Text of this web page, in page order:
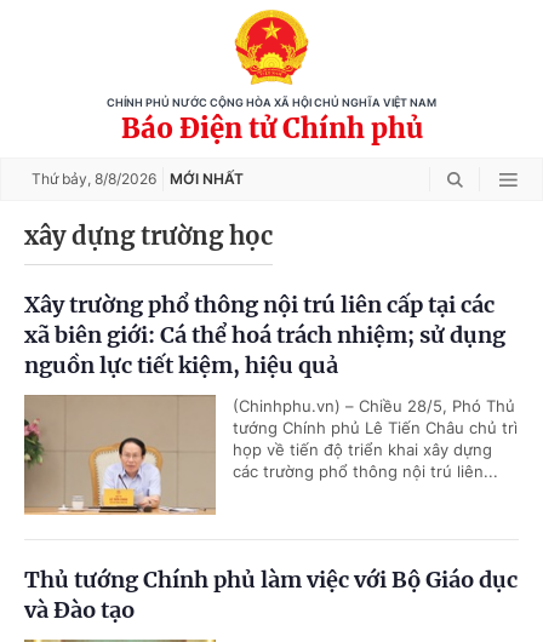
CHÍNH PHỦ NƯỚC CỘNG HÒA XÃ HỘI CHỦ NGHĨA VIỆT NAM
Báo Điện tử Chính phủ
Thứ bảy, 8/8/2026 MỚI NHẤT
xây dựng trường học
Xây trường phổ thông nội trú liên cấp tại các
xã biên giới: Cá thể hoá trách nhiệm; sử dụng
nguồn lực tiết kiệm, hiệu quả
(Chinhphu.vn) – Chiều 28/5, Phó Thủ
tướng Chính phủ Lê Tiến Châu chủ trì
họp về tiến độ triển khai xây dựng
các trường phổ thông nội trú liên...
Thủ tướng Chính phủ làm việc với Bộ Giáo dục
và Đào tạo